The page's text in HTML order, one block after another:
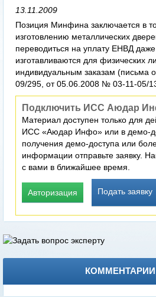
13.11.2009
Позиция Минфина заключается в
изготовлению металлических
переводиться на уплату ЕНВД
изготавливаются для физических
индивидуальным заказам (письма
09/295, от 05.06.2008 № 03-11-05/
Подключить ИСС Аюдар
Материал доступен только для
ИСС «Аюдар Инфо» или в демо-
получения демо-доступа или
информации отправьте заявку.
с вами в ближайшее время.
Авторизация Подать заявку
КОММЕНТАРИИ